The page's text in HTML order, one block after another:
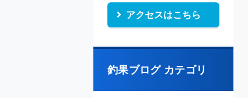
アクセスはこちら
釣果ブログ カテゴリ